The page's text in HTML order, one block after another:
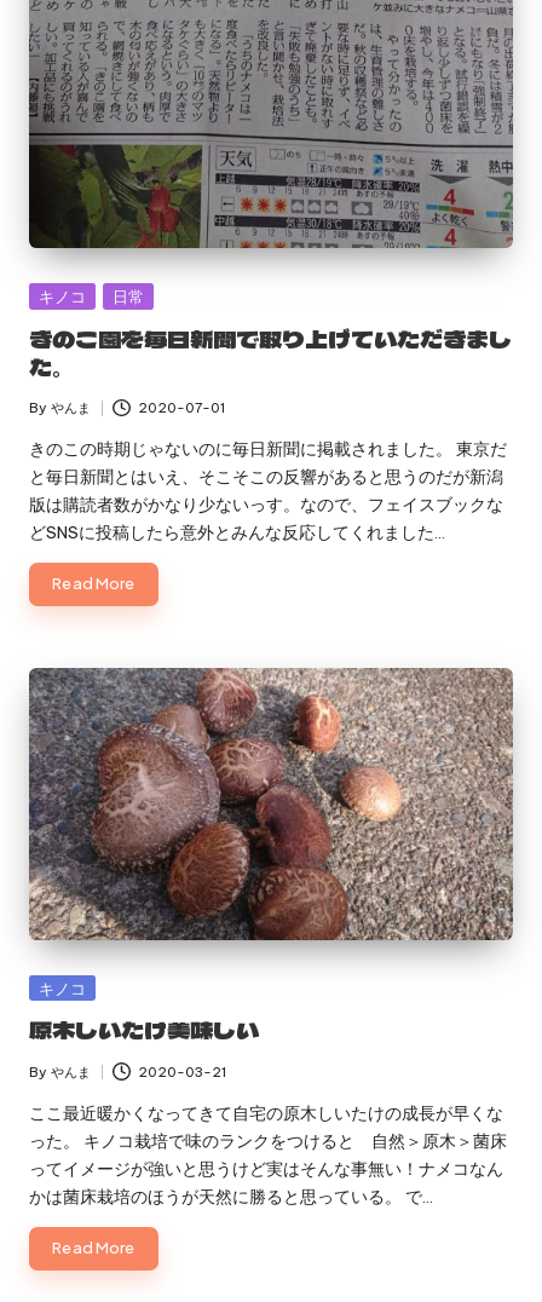
Posted
キノコ 日常
きのこ園を毎日新聞で取り上げていただきまし
た。
Posted
by
By やんま 2020-07-01
きのこの時期じゃないのに毎日新聞に掲載されました。 東京だ
と毎日新聞とはいえ、そこそこの反響があると思うのだが新潟
版は購読者数がかなり少ないっす。なので、フェイスブックな
どSNSに投稿したら意外とみんな反応してくれました…
Read More
Posted
キノコ
原木しいたけ美味しい
Posted
by
By やんま 2020-03-21
ここ最近暖かくなってきて自宅の原木しいたけの成長が早くな
った。 キノコ栽培で味のランクをつけると 自然＞原木＞菌床
ってイメージが強いと思うけど実はそんな事無い！ナメコなん
かは菌床栽培のほうが天然に勝ると思っている。 で…
Read More